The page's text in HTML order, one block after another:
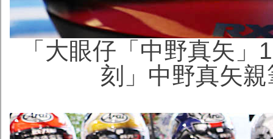
「大眼仔「中野真矢
刻」中野真矢